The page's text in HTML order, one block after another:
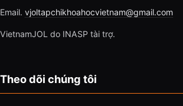
Email. vjoltapchikhoahocvietnam@gmail.com
VietnamJOL do INASP tài trợ.
Theo dõi chúng tôi